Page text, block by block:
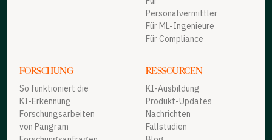
Personalvermittler
Für ML-Ingenieure
Für Compliance
FORSCHUNG
So funktioniert die
KI-Erkennung
Forschungsarbeiten
von Pangram
RESSOURCEN
KI-Ausbildung
Produkt-Updates
Nachrichten
Fallstudien